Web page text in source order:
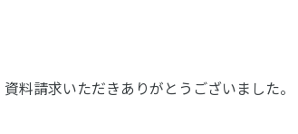
資料請求いただきありがとうございました。